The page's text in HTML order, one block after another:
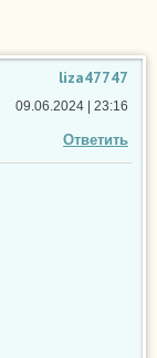
liza47747
Ответить
09.06.2024 | 23:16